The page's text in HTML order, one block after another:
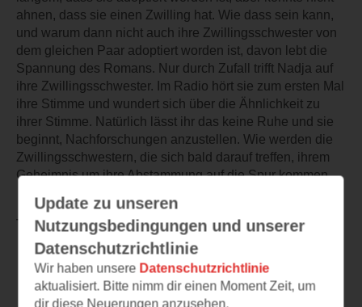
ahnen, dass sie einen Zwilling hat. Wie dass sein kann,
und warum dann nicht auch ihre Zwillingsschwester von
dem gleichen Paar adoptiert worden ist, davon lebt die
Spannung des Romans. Nur durch Zufall trifft Nadja auf
ihre Zwillingsschwester. Im Radio hört sie zum ersten Mal
ihre Stimme und wundert sich über die Ähnlichkeit zu
ihrer Stimme. Natürlich lässt ihr das keine Ruhe und sie
beginnt, Nachforschungen anzustellen. Wie werden die
Zwillingsschwestern, die sich bald darauf treffen, ihrem
Geheimnis um ihre Abstammung auf die Spur kommen.
TEILEN
Weitere Rezensionen
Update zu unseren
Nutzungsbedingungen und unserer
Datenschutzrichtlinie
Wir haben unsere Datenschutzrichtlinie
aktualisiert. Bitte nimm dir einen Moment Zeit, um
dir diese Neuerungen anzusehen.